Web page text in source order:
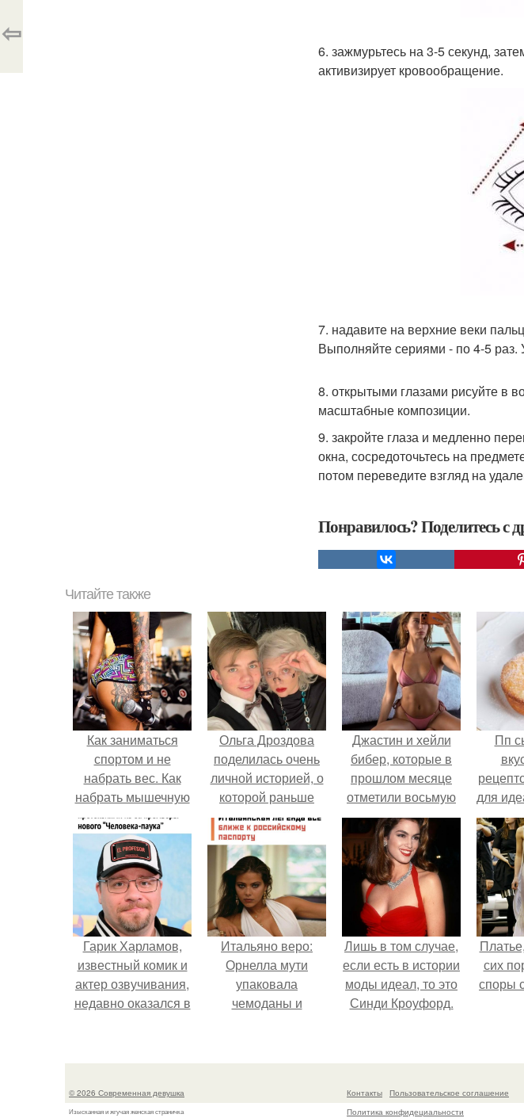
6. зажмурьтесь на 3-5 секунд,
активизирует кровообращение.
7. надавите на верхние веки
Выполняйте сериями - по 4-5 раз.
8. открытыми глазами рисуйте в
масштабные композиции.
9. закройте глаза и медленно
окна, сосредоточьтесь на
потом переведите взгляд на
Понравилось? Поделитесь с
⇦
Читайте также
Как заниматься
спортом и не
набрать вес. Как
набрать мышечную
массу девушке в
тренажерном зале?
Ольга Дроздова
поделилась очень
личной историей, о
которой раньше
почти не говорила.
Джастин и хейли
бибер, которые в
прошлом месяце
отметили восьмую
годовщину
помолвки, показали
новые фото с
совместного
отдыха.
Пп
для
Гарик Харламов,
известный комик и
актер озвучивания,
недавно оказался в
над озвучкой
колобка.
Итальяно веро:
Орнелла мути
упаковала
чемоданы и
красным
Лишь в том случае,
если есть в истории
моды идеал, то это
Синди Кроуфорд.
сих
споры
© 2026 Современная девушка
Изысканная и жгучая женская страничка
Контакты
Пользовательское соглашение
Политика конфидециальности